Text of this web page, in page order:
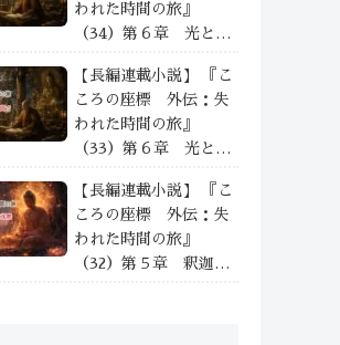
われた時間の旅』
（34）第６章 光と影
【長編連載小説】 『こ
ころの座標 外伝：失
われた時間の旅』
（33）第６章 光と影
【長編連載小説】 『こ
ころの座標 外伝：失
われた時間の旅』
（32）第５章 釈迦の